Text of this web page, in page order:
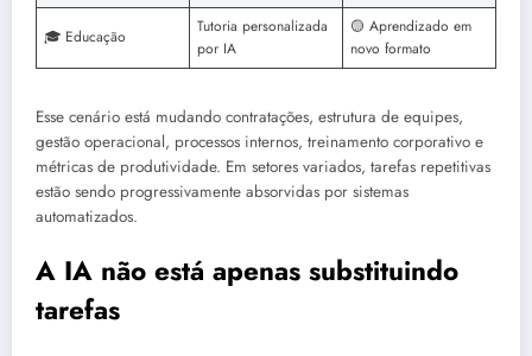
🎓 Educação
Tutoria personalizada
por IA
🟡 Aprendizado em
novo formato
Esse cenário está mudando contratações, estrutura de equipes,
gestão operacional, processos internos, treinamento corporativo e
métricas de produtividade. Em setores variados, tarefas repetitivas
estão sendo progressivamente absorvidas por sistemas
automatizados.
A IA não está apenas substituindo
tarefas